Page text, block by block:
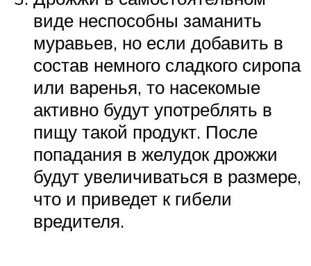
виде неспособны заманить
муравьев, но если добавить в
состав немного сладкого сиропа
или варенья, то насекомые
активно будут употреблять в
пищу такой продукт. После
попадания в желудок дрожжи
будут увеличиваться в размере,
что и приведет к гибели
вредителя.